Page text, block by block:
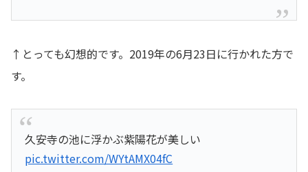
↑とっても幻想的です。2019年の6月23日に行かれた方で
す。
久安寺の池に浮かぶ紫陽花が美しい
pic.twitter.com/WYtAMX04fC